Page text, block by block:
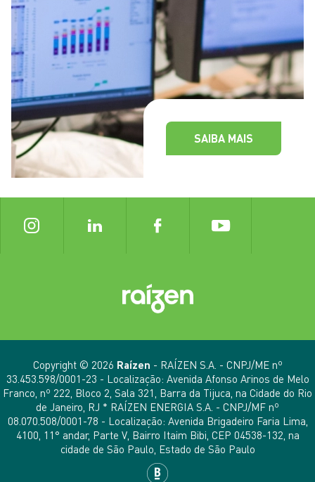
SAIBA MAIS
Copyright © 2026 Raízen - RAÍZEN S.A. - CNPJ/ME nº
33.453.598/0001-23 - Localização: Avenida Afonso Arinos de Melo
Franco, nº 222, Bloco 2, Sala 321, Barra da Tijuca, na Cidade do Rio
de Janeiro, RJ * RAÍZEN ENERGIA S.A. - CNPJ/MF nº
08.070.508/0001-78 - Localização: Avenida Brigadeiro Faria Lima,
4100, 11° andar, Parte V, Bairro Itaim Bibi, CEP 04538-132, na
cidade de São Paulo, Estado de São Paulo